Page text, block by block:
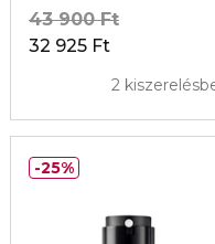
32 925 Ft
43 900 Ft
2
25%